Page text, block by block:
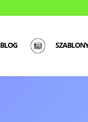
BLOG